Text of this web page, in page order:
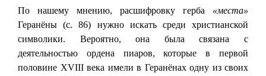
По нашему мнению, расшифровку герба «места»
Геранёны (с. 86) нужно искать среди христианской
символики. Вероятно, она была связана с
деятельностью ордена пиаров, которые в первой
половине XVIII века имели в Геранёнах одну из своих